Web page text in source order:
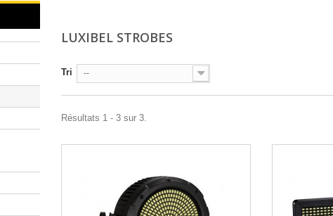
LUXIBEL STROBES
Tri --
Résultats 1 - 3 sur 3.